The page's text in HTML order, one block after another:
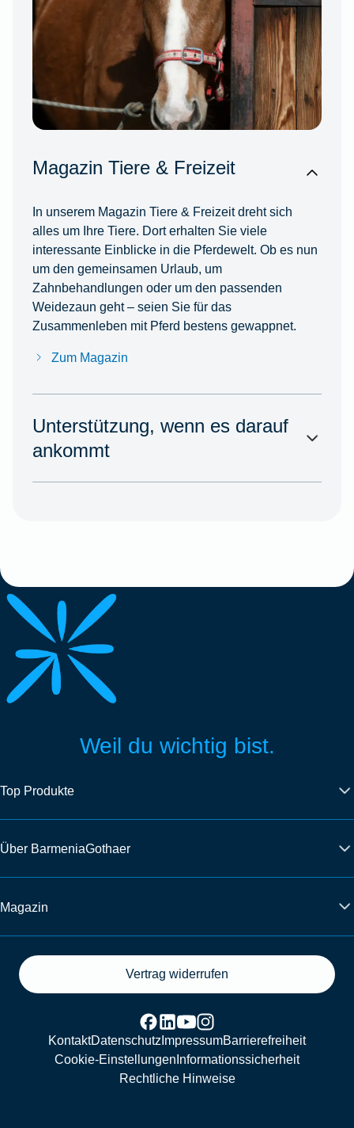
Magazin Tiere & Freizeit
In unserem Magazin Tiere & Freizeit dreht sich
alles um Ihre Tiere. Dort erhalten Sie viele
interessante Einblicke in die Pferdewelt. Ob es nun
um den gemeinsamen Urlaub, um
Zahnbehandlungen oder um den passenden
Weidezaun geht – seien Sie für das
Zusammenleben mit Pferd bestens gewappnet.
Zum Magazin
Unterstützung, wenn es darauf
ankommt
Weil du wichtig bist.
Top Produkte
Über BarmeniaGothaer
Magazin
Vertrag widerrufen
KontaktDatenschutz ImpressumBarrierefreiheit
Cookie-Einstellungen Informationssicherheit
Rechtliche Hinweise